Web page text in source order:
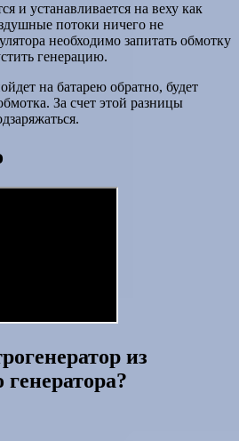
и устанавливается на веху как
потоки ничего не
необходимо запитать обмотку
генерацию.
на батарею обратно, будет
За счет этой разницы
из